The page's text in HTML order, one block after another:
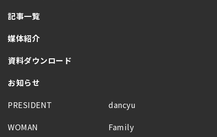
記事一覧
媒体紹介
資料ダウンロード
お知らせ
PRESIDENT
dancyu
WOMAN
Family